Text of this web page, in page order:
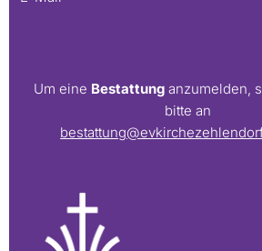
Um eine Bestattung anzumelden,
bitte an